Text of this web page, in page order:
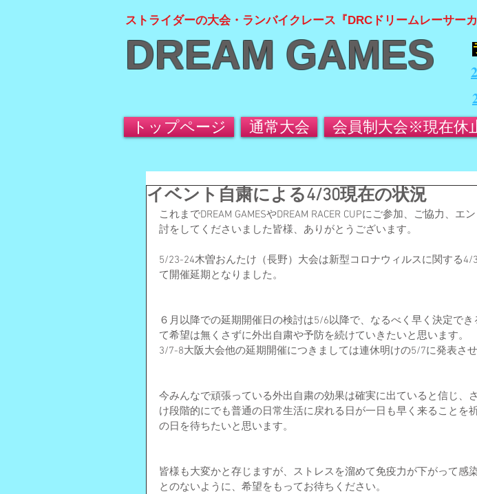
ストライダーの大会・ランバイクレース『DRCドリームレーサー
DREAM GAMES
トップページ 通常大会 会員制大会※現在休
イベント自粛による4/30現在の状況
これまでDREAM GAMESやDREAM RACER CUPにご参加、ご協力、
討をしてくださいました皆様、ありがとうございます。
5/23-24木曽おんたけ（長野）大会は新型コロナウィルスに関する4/
て開催延期となりました。
６月以降での延期開催日の検討は5/6以降で、なるべく早く決定で
て希望は無くさずに外出自粛や予防を続けていきたいと思います。
3/7-8大阪大会他の延期開催につきましては連休明けの5/7に発表させ
今みんなで頑張っている外出自粛の効果は確実に出ていると信じ、
け段階的にでも普通の日常生活に戻れる日が一日も早く来ることを
の日を待ちたいと思います。
皆様も大変かと存じますが、ストレスを溜めて免疫力が下がって感
とのないように、希望をもってお待ちください。